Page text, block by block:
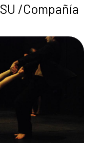
/Compañía